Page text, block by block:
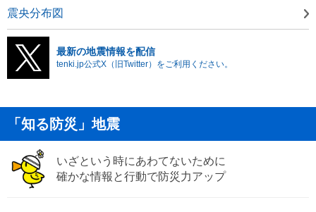
震央分布図
最新の地震情報を配信
tenki.jp公式X（旧Twitter）をご利用ください。
「知る防災」地震
いざという時にあわてないために
確かな情報と行動で防災力アップ